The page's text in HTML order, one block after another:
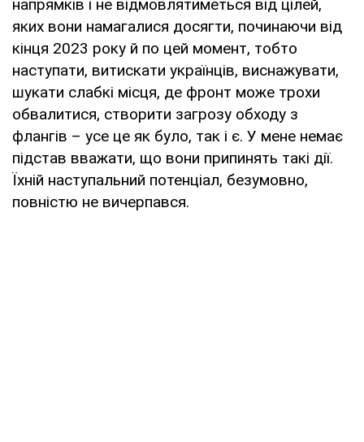
напрямків і не відмовлятиметься від цілей,
яких вони намагалися досягти, починаючи від
кінця 2023 року й по цей момент, тобто
наступати, витискати українців, виснажувати,
шукати слабкі місця, де фронт може трохи
обвалитися, створити загрозу обходу з
флангів – усе це як було, так і є. У мене немає
підстав вважати, що вони припинять такі дії.
Їхній наступальний потенціал, безумовно,
повністю не вичерпався.